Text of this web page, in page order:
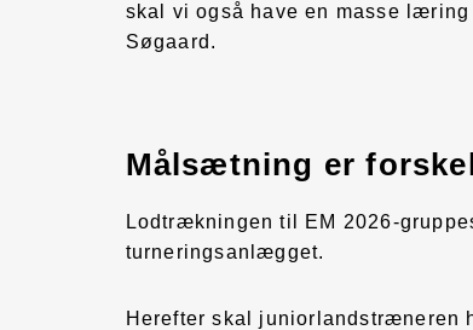
skal vi også have en masse
Søgaard.
Målsætning er
Lodtrækningen til EM 2026-
turneringsanlægget.
Herefter skal juniorlandstræneren